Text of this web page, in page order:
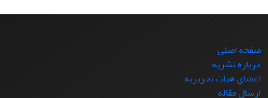
صفحه اصلی
درباره نشریه
اعضای هیات تحریریه
ارسال مقاله